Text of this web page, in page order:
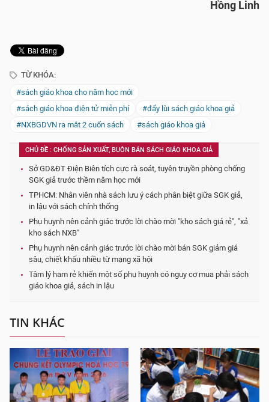
Hồng Linh
TỪ KHÓA:
#sách giáo khoa cho năm học mới
#sách giáo khoa điện tử miễn phí
#đẩy lùi sách giáo khoa giả
#NXBGDVN ra mắt 2 cuốn sách
#sách giáo khoa giả
CHỦ ĐỀ : CHỐNG SẢN XUẤT, BUÔN BÁN SÁCH GIÁO KHOA GIẢ
Sở GD&ĐT Điện Biên tích cực rà soát, tuyên truyền phòng chống
SGK giả trước thềm năm học mới
TPHCM: Nhân viên nhà sách lưu ý cách phân biệt giữa SGK giả,
in lậu với sách chính thống
Phụ huynh nên cảnh giác trước lời chào mời "kho sách giá rẻ", "xả
kho sách NXB"
Phụ huynh nên cảnh giác trước lời chào mời bán SGK giảm giá
sâu, chiết khấu nhiều từ mạng xã hội
Tâm lý ham rẻ khiến một số phụ huynh có nguy cơ mua phải sách
giáo khoa giả, sách in lậu
TIN KHÁC